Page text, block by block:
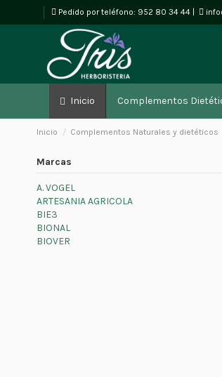
Pedido por teléfono: 952 80 34 44
Inicio Complementos
Inicio Complementos Naturales y dietéticos
Marcas
A. VOGEL
ARTESANIA AGRICOLA
BIE3
BIONAL
BIOVER